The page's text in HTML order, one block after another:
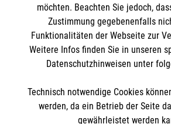
Kontakt
Malteser in Deutschland
Malteserorden
Sharepoint
Spendenkonto
IBAN: DE71 6905 0001 0000 0051
BIC: SOLADES1KNZ
So finden Sie uns
möchten. Beachten Sie jedoch,
Zustimmung gegebenenfalls
Funktionalitäten der Webseite zur
Weitere Infos finden Sie in unseren
Datenschutzhinweisen unter
Technisch notwendige Cookies
werden, da ein Betrieb der Seite
gewährleistet werden